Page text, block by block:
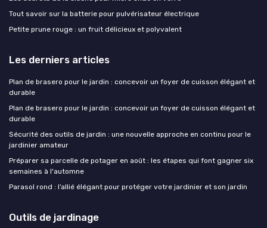
Tout savoir sur la batterie pour pulvérisateur électrique
Petite prune rouge : un fruit délicieux et polyvalent
Les derniers articles
Plan de brasero pour le jardin : concevoir un foyer de cuisson élégant et
durable
Plan de brasero pour le jardin : concevoir un foyer de cuisson élégant et
durable
Sécurité des outils de jardin : une nouvelle approche en continu pour le
jardinier amateur
Préparer sa parcelle de potager en août : les étapes qui font gagner six
semaines à l'automne
Parasol rond : l’allié élégant pour protéger votre jardinier et son jardin
Outils de jardinage